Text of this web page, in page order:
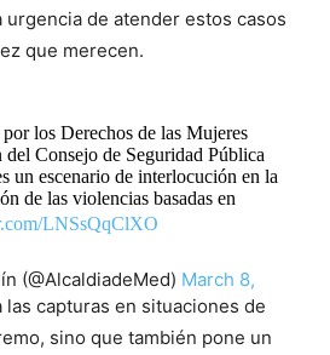
urgencia de atender estos casos
que merecen.
los Derechos de las Mujeres
del Consejo de Seguridad Pública
un escenario de interlocución en la
de las violencias basadas en
LNSsQqClXO
(@AlcaldiadeMed) March 8,
capturas en situaciones de
sino que también pone un